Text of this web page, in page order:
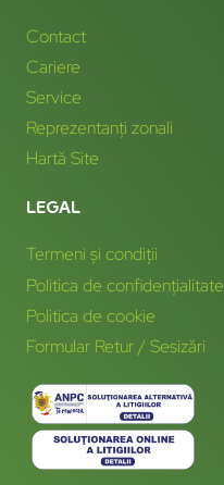
Contact
Cariere
Service
Reprezentanți zonali
Hartă Site
LEGAL
Termeni și condiții
Politica de confidențialitate
Politica de cookie
Formular Retur / Sesizări